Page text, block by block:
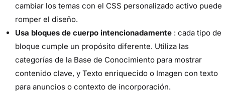
cambiar los temas con el CSS personalizado activo puede
romper el diseño.
Usa bloques de cuerpo intencionadamente : cada tipo de
bloque cumple un propósito diferente. Utiliza las
categorías de la Base de Conocimiento para mostrar
contenido clave, y Texto enriquecido o Imagen con texto
para anuncios o contexto de incorporación.